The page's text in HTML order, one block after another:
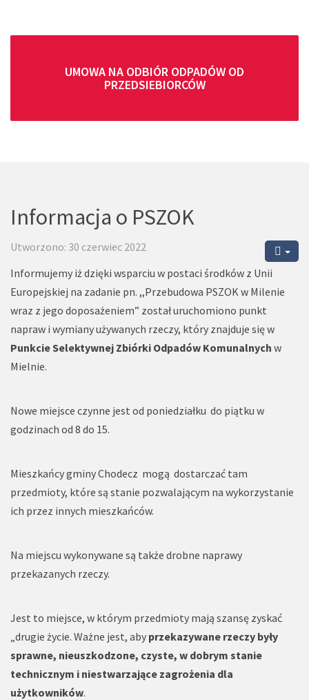
UMOWA NA ODBIÓR ODPADÓW OD
PRZEDSIEBIORCÓW
Informacja o PSZOK
Utworzono: 30 czerwiec 2022
Informujemy iż dzięki wsparciu w postaci środków z Unii
Europejskiej na zadanie pn. ,,Przebudowa PSZOK w Milenie
wraz z jego doposażeniem” został uruchomiono punkt
napraw i wymiany używanych rzeczy, który znajduje się w
Punkcie Selektywnej Zbiórki Odpadów Komunalnych w
Mielnie.
Nowe miejsce czynne jest od poniedziałku do piątku w
godzinach od 8 do 15.
Mieszkańcy gminy Chodecz mogą dostarczać tam
przedmioty, które są stanie pozwalającym na wykorzystanie
ich przez innych mieszkańców.
Na miejscu wykonywane są także drobne naprawy
przekazanych rzeczy.
Jest to miejsce, w którym przedmioty mają szansę zyskać
„drugie życie. Ważne jest, aby przekazywane rzeczy były
sprawne, nieuszkodzone, czyste, w dobrym stanie
technicznym i niestwarzające zagrożenia dla
użytkowników.